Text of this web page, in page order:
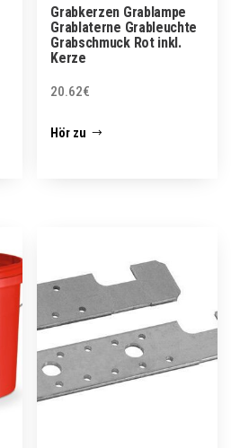
Grabkerzen Grablampe
Grablaterne Grableuchte
Grabschmuck Rot inkl.
Kerze
20.62€
Hör zu